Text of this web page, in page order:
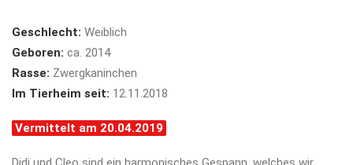
Geschlecht: Weiblich
Geboren: ca. 2014
Rasse: Zwergkaninchen
Im Tierheim seit: 12.11.2018
Vermittelt am 20.04.2019